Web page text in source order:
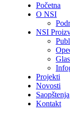
Početna
O NSI
NSI
Projekti
Novosti
Saopštenja
Kontakt